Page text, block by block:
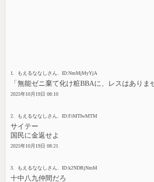
1. もえるななしさん. ID:NmMjMyYjA
「無能ゼニ棄て化け粧BBAに、レスはありま
2025年10月19日 08:10
2. もえるななしさん. ID:FiMTIwMTM
サイテー
国民に金返せよ
2025年10月19日 08:21
3. もえるななしさん. ID:k2NDRjNmM
十中八九仲間だろ